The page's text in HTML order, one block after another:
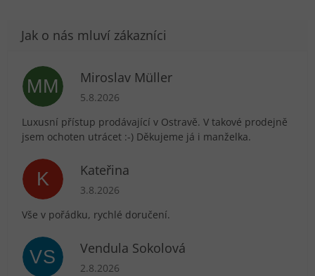
MM Miroslav Müller
Hodnocení obchodu je 5 z 5 hvězdiček.
5.8.2026
Luxusní přístup prodávající v Ostravě. V takové prodejně
jsem ochoten utrácet :-) Děkujeme já i manželka.
K Kateřina
Hodnocení obchodu je 5 z 5 hvězdiček.
3.8.2026
Vše v pořádku, rychlé doručení.
VS Vendula Sokolová
Hodnocení obchodu je 5 z 5 hvězdiček.
2.8.2026